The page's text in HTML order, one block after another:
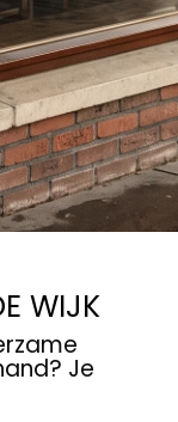
WIJK
Je